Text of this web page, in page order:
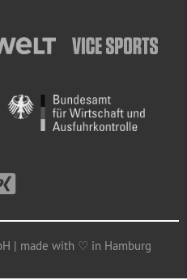
| made with ♡ in Hamburg